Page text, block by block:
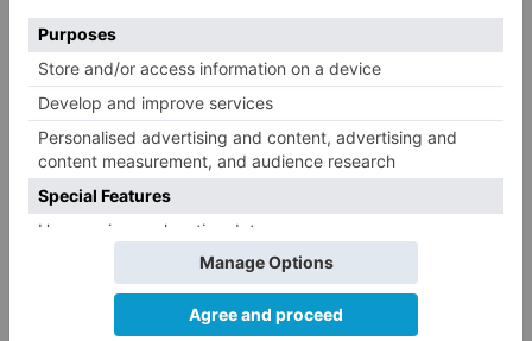
ciclista
3
Un hombre de 80 años resulta
herido en Burgos tras la colisión
entre un turismo y un camión
4
La provincia de Burgos celebra
el día de su patrón